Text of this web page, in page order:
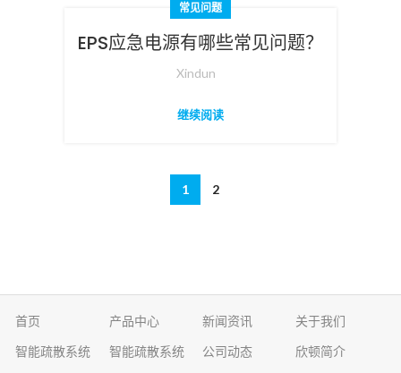
常见问题
EPS应急电源有哪些常见问题？
Xindun
继续阅读
1 2
首页
智能疏散系统
产品中心
智能疏散系统
新闻资讯
公司动态
关于我们
欣顿简介